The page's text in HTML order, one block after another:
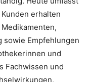
erhalten
sowie Empfehlungen
und
Fachwissen und